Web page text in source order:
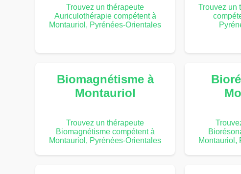
Trouvez un thérapeute
Auriculothérapie compétent à
Montauriol, Pyrénées-Orientales
Trouvez un
Biomagnétisme à
Montauriol
Trouvez un thérapeute
Biomagnétisme compétent à
Montauriol, Pyrénées-Orientales
Montauriol,